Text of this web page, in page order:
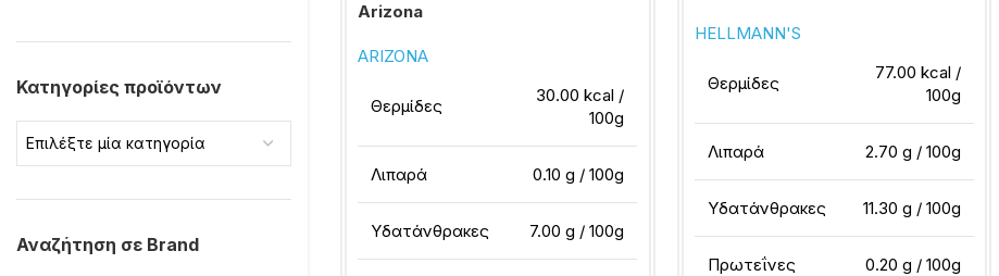
Κατηγορίες προϊόντων
Επιλέξτε μία κατηγορία
Αναζήτηση σε Brand
Arizona
ARIZONA
Θερμίδες
30.00 kcal /
100g
Λιπαρά 0.10 g / 100g
Υδατάνθρακες 7.00 g / 100g
HELLMANN'S
Θερμίδες
77.00 kcal /
100g
Λιπαρά 2.70 g / 100g
Υδατάνθρακες 11.30 g / 100g
Πρωτεΐνες 0.20 g / 100g